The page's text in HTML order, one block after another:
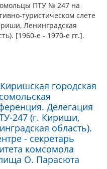
ПТУ № 247 на
туристическом слете
Ленинградская
[1960-е - 1970-е гг.].
городская
Делегация
247 (г. Кириши,
область).
- секретарь
комсомола
О. Парасюта